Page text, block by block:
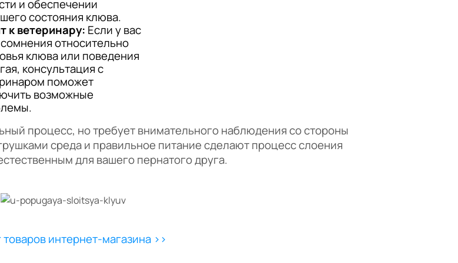
и обеспечении
состояния клюва.
к ветеринару: Если у вас
относительно
клюва или поведения
консультация с
поможет
возможные
процесс, но требует внимательного наблюдения со стороны
среда и правильное питание сделают процесс слоения
для вашего пернатого друга.
товаров интернет-магазина >>